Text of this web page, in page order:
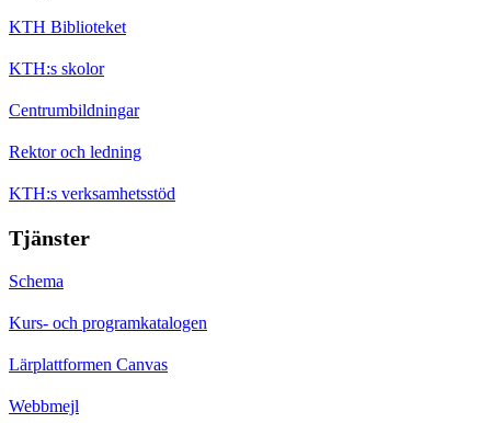
KTH Biblioteket
KTH:s skolor
Centrumbildningar
Rektor och ledning
KTH:s verksamhetsstöd
Tjänster
Schema
Kurs- och programkatalogen
Lärplattformen Canvas
Webbmejl